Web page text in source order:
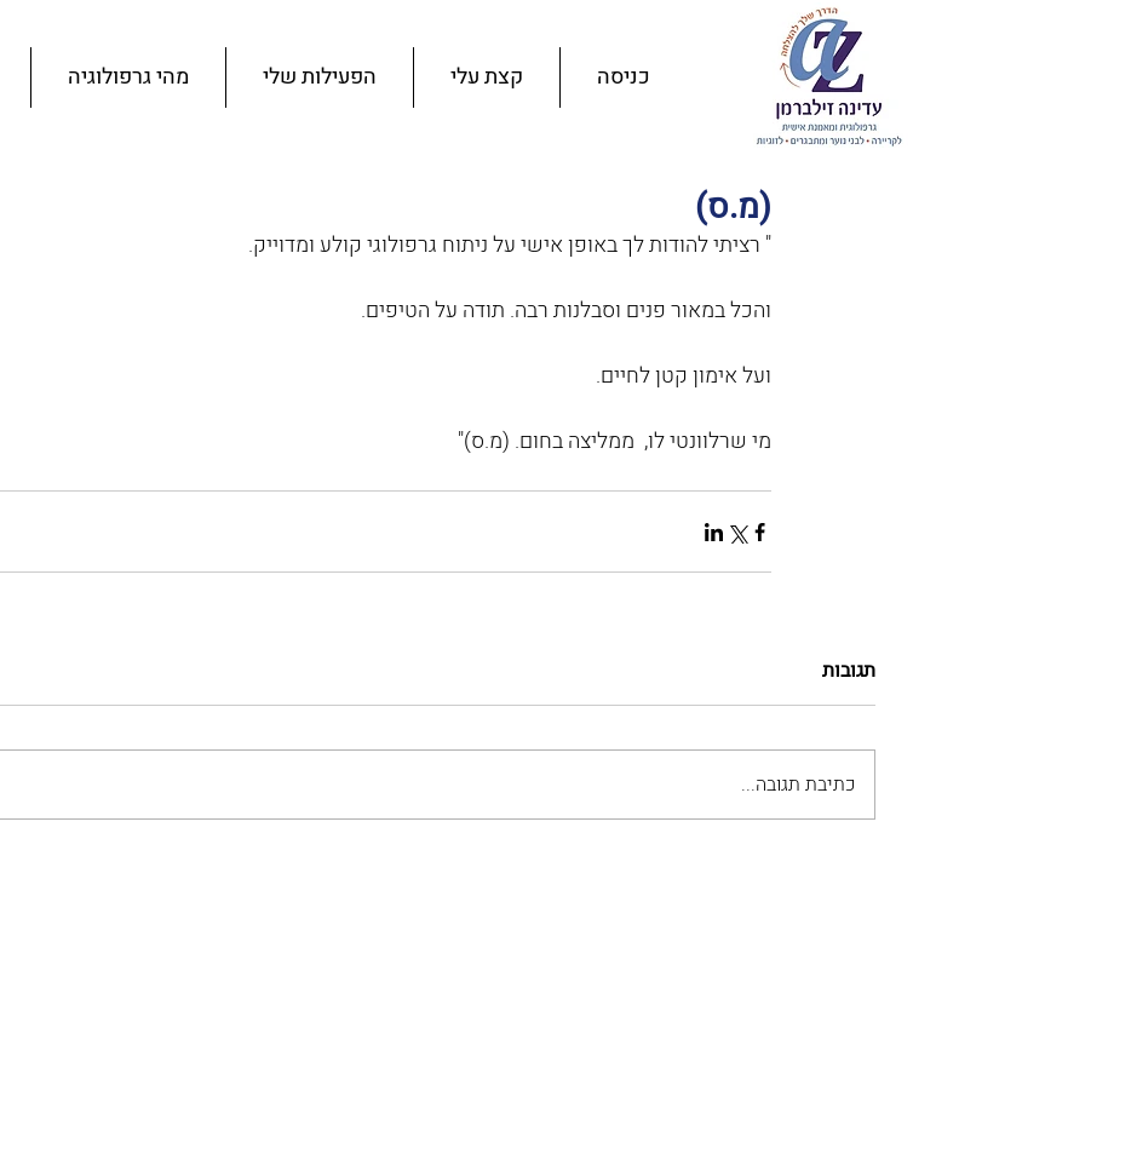
כניסה קצת עלי הפעילות שלי מהי גרפולוגיה
(מ.ס)
" רציתי להודות לך באופן אישי על ניתוח גרפולוגי קולע ומדוייק.
והכל במאור פנים וסבלנות רבה. תודה על הטיפים.
ועל אימון קטן לחיים.
מי שרלוונטי לו,  ממליצה בחום. (מ.ס)"
תגובות
כתיבת תגובה...